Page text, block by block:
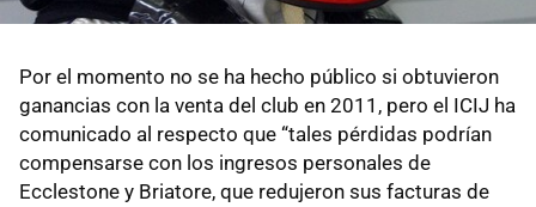
Por el momento no se ha hecho público si obtuvieron
ganancias con la venta del club en 2011, pero el ICIJ ha
comunicado al respecto que “tales pérdidas podrían
compensarse con los ingresos personales de
Ecclestone y Briatore, que redujeron sus facturas de